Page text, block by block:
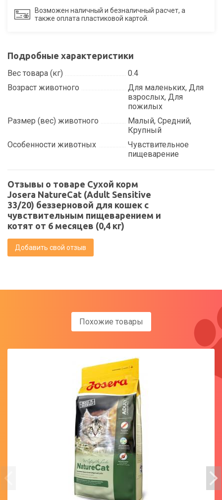
Возможен наличный и безналичный расчет, а
также оплата пластиковой картой.
Подробные характеристики
Вес товара (кг)
0.4
Возраст животного
Для маленьких, Для
взрослых, Для
пожилых
Размер (вес) животного
Малый, Средний,
Крупный
Особенности животных
Чувствительное
пищеварение
Отзывы о товаре Сухой корм
Josera NatureCat (Adult Sensitive
33/20) беззерновой для кошек с
чувствительным пищеварением и
котят от 6 месяцев (0,4 кг)
Добавить свой отзыв
Похожие товары